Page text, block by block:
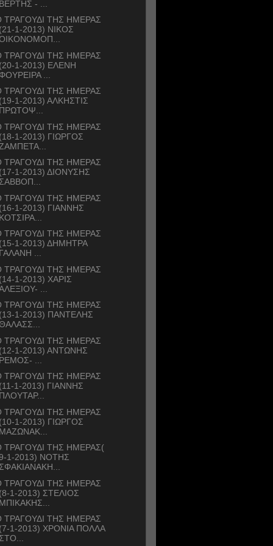
ΒΕΡΤΗΣ - ...
ΤΡΑΓΟΥΔΙ ΤΗΣ ΗΜΕΡΑΣ
(21-1-2013) ΝΙΚΟΣ
ΤΡΑΓΟΥΔΙ ΤΗΣ ΗΜΕΡΑΣ
(20-1-2013) ΕΛΕΝΗ
ΦΟΥΡΕΙΡΑ ...
ΤΡΑΓΟΥΔΙ ΤΗΣ ΗΜΕΡΑΣ
(19-1-2013) ΑΛΚΗΣΤΙΣ
ΠΡΩΤΟΨ...
ΤΡΑΓΟΥΔΙ ΤΗΣ ΗΜΕΡΑΣ
(18-1-2013) ΓΙΩΡΓΟΣ
ΖΑΜΠΕΤΑ...
ΤΡΑΓΟΥΔΙ ΤΗΣ ΗΜΕΡΑΣ
(17-1-2013) ΔΙΟΝΥΣΗΣ
ΣΑΒΒΟΠ...
ΤΡΑΓΟΥΔΙ ΤΗΣ ΗΜΕΡΑΣ
(16-1-2013) ΓΙΑΝΝΗΣ
ΚΟΤΣΙΡΑ...
ΤΡΑΓΟΥΔΙ ΤΗΣ ΗΜΕΡΑΣ
(15-1-2013) ΔΗΜΗΤΡΑ
ΓΑΛΑΝΗ ...
ΤΡΑΓΟΥΔΙ ΤΗΣ ΗΜΕΡΑΣ
(14-1-2013) ΧΑΡΙΣ
...
ΤΡΑΓΟΥΔΙ ΤΗΣ ΗΜΕΡΑΣ
(13-1-2013) ΠΑΝΤΕΛΗΣ
ΤΡΑΓΟΥΔΙ ΤΗΣ ΗΜΕΡΑΣ
(12-1-2013) ΑΝΤΩΝΗΣ
ΡΕΜΟΣ- ...
ΤΡΑΓΟΥΔΙ ΤΗΣ ΗΜΕΡΑΣ
(11-1-2013) ΓΙΑΝΝΗΣ
ΠΛΟΥΤΑΡ...
ΤΡΑΓΟΥΔΙ ΤΗΣ ΗΜΕΡΑΣ
(10-1-2013) ΓΙΩΡΓΟΣ
ΜΑΖΩΝΑΚ...
ΤΡΑΓΟΥΔΙ ΤΗΣ ΗΜΕΡΑΣ(
1-2013) ΝΟΤΗΣ
ΣΦΑΚΙΑΝΑΚΗ...
ΤΡΑΓΟΥΔΙ ΤΗΣ ΗΜΕΡΑΣ
(8-1-2013) ΣΤΕΛΙΟΣ
ΜΠΙΚΑΚΗΣ...
ΤΡΑΓΟΥΔΙ ΤΗΣ ΗΜΕΡΑΣ
(7-1-2013) ΧΡΟΝΙΑ ΠΟΛΛΑ
ΣΤΟ...